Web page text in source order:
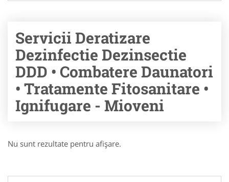
Servicii Deratizare
Dezinfectie Dezinsectie
DDD • Combatere Daunatori
• Tratamente Fitosanitare •
Ignifugare - Mioveni
Nu sunt rezultate pentru afişare.